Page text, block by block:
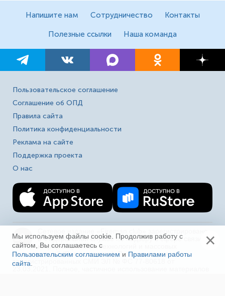
Напишите нам Сотрудничество Контакты
Полезные ссылки Наша команда
Пользовательское соглашение
Соглашение об ОПД
Правила сайта
Политика конфиденциальности
Реклама на сайте
Поддержка проекта
О нас
16+
в Федеральной службе по надзору в сфере связи,
информационных технологий и массовых
коммуникаций (Роскомнадзор). Выписка из реестра
зарегистрированных СМИ ЭЛ № ФС 77-80618 от
Мы используем файлы cookie. Продолжив работу с
сайтом, Вы соглашаетесь с
Пользовательским соглашением и Правилами работы
сайта
×